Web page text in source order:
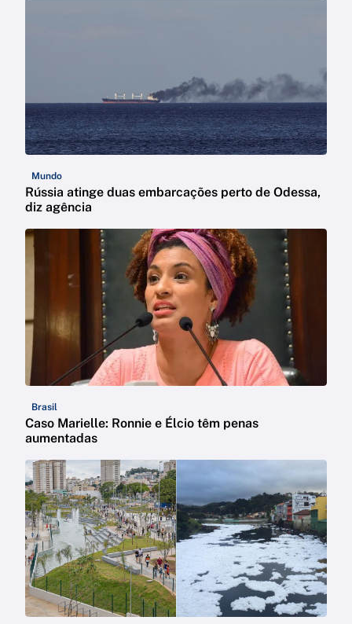
Mundo
Rússia atinge duas embarcações perto de Odessa,
diz agência
Brasil
Caso Marielle: Ronnie e Élcio têm penas
aumentadas